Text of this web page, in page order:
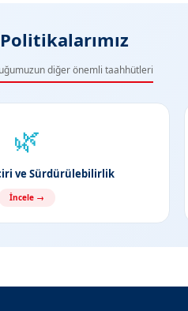
diğer önemli taahhütleri
🌿
ve Sürdürülebilirlik
İncele →